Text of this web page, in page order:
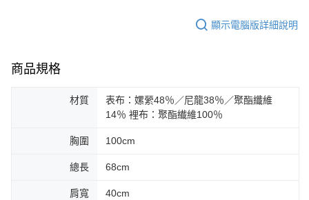
顯示電腦版詳細說明
商品規格
材質
表布：嫘縈48％／尼龍38％／聚酯纖維
14％ 裡布：聚酯纎維100％
胸圍 100cm
總長 68cm
肩寬 40cm